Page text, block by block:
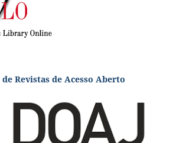
Revistas de Acesso Aberto